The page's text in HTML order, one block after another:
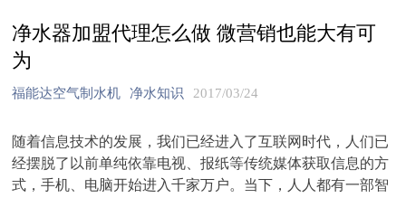
净水器加盟代理怎么做 微营销也能大有可
为
福能达空气制水机 净水知识 2017/03/24
随着信息技术的发展，我们已经进入了互联网时代，人们已
经摆脱了以前单纯依靠电视、报纸等传统媒体获取信息的方
式，手机、电脑开始进入千家万户。当下，人人都有一部智